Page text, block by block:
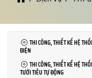
THI CÔNG, THIẾT KẾ HỆ
ĐIỆN
THI CÔNG, THIẾT KẾ HỆ
TƯỚI TIÊU TỰ ĐỘNG